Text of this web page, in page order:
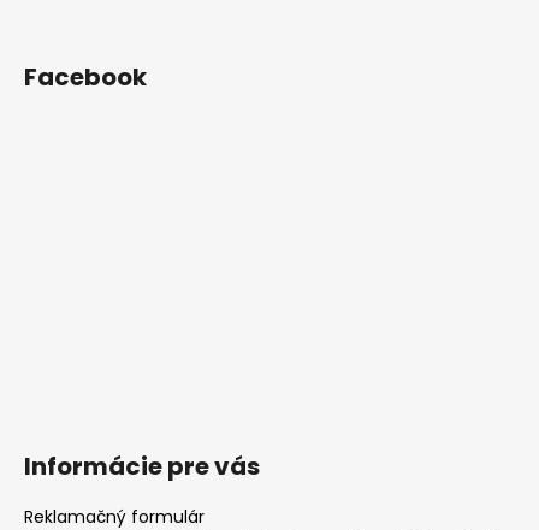
Facebook
Informácie pre vás
Reklamačný formulár